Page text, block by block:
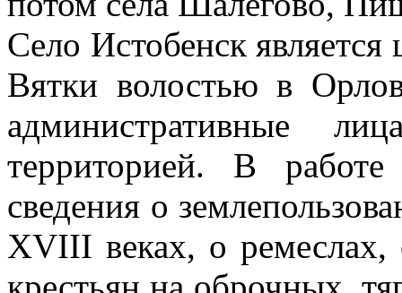
Село Истобенск
Вятки волостью в
административные
территорией. В
сведения о
XVIII веках, о ремеслах,